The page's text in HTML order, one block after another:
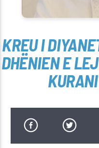
KREU I
DHËNIEN E